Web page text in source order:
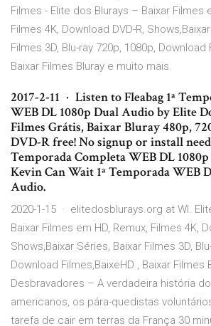
Filmes - Elite dos Blurays – Baixar Filmes
Filmes 4K, Download DVD-R,
Filmes 3D, Blu-ray 720p, 1080p, Download
Baixar Filmes Bluray e muito mais.
2017-2-11 · Listen to Fleabag 1ª
WEB DL 1080p Dual Audio by Elite
Filmes Grátis, Baixar Bluray 480p,
DVD-R free! No signup or install
Temporada Completa WEB DL
Kevin Can Wait 1ª Temporada WEB
Audio.
2020-1-15 · elitedosblurays.org at WI.
Baixar Filmes em HD, Remux, Filmes 4K,
Shows,Baixar Séries, Baixar Filmes 3D,
Download Filmes,BaixeHD , Baixar Filmes
Desbravadores – A verdadeira história
americanos, os pára-quedistas
tarefa de cair em terras da França 30